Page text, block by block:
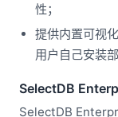
性；
提供内置可视
用户自己安装
SelectDB
SelectDB